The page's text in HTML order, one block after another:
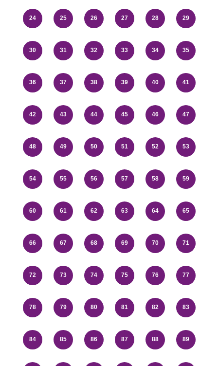
24 25 26 27 28 29
30 31 32 33 34 35
36 37 38 39 40 41
42 43 44 45 46 47
48 49 50 51 52 53
54 55 56 57 58 59
60 61 62 63 64 65
66 67 68 69 70 71
72 73 74 75 76 77
78 79 80 81 82 83
84 85 86 87 88 89